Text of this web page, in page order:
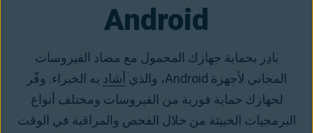
Android
بادِر بحماية جهازك المحمول مع مضاد الفيروسات
المجاني لأجهزة Android، والذي
أشاد به الخبراء. وفّر
لجهازك حماية فورية من الفيروسات ومختلف أنواع
البرمجيات الخبيثة من خلال الفحص والمراقبة في الوقت